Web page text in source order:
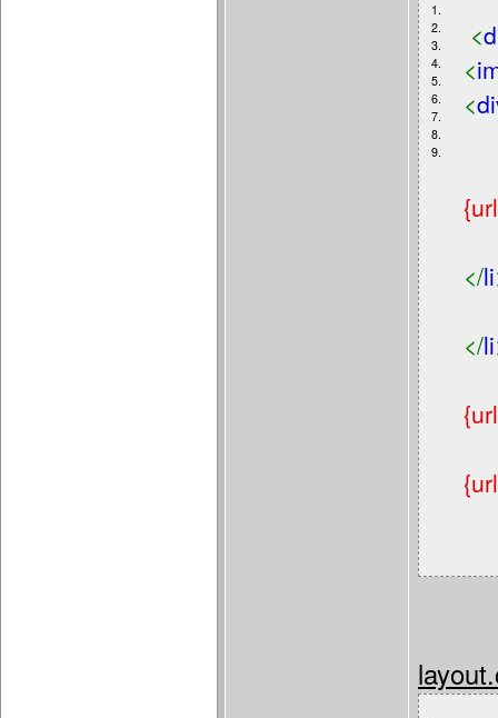
1.
2.
3.
4.
5.
6.
7.
8.
9.
<
<
<
</li
</li